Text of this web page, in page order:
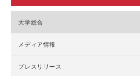
大学総合
メディア情報
プレスリリース